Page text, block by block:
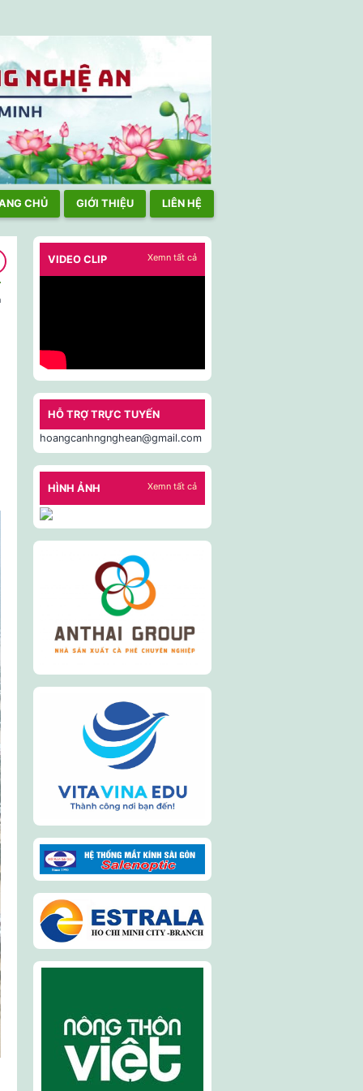
THAM GIA HOẠT ĐỘNG NƠI CƯ NGỤ, CHẤP HÀNH TỐT
CHỦ GIỚI THIỆU LIÊN HỆ
VIDEO CLIP Xemn tất cả
HỖ TRỢ TRỰC TUYẾN
hoangcanhngnghean@gmail.com
HÌNH ẢNH Xemn tất cả